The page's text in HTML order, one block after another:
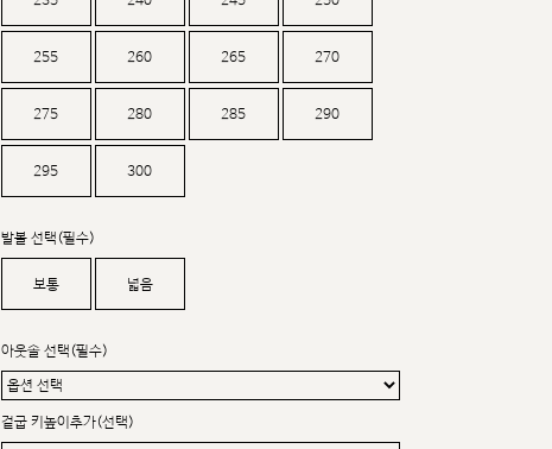
255 260 265 270
275 280 285 290
295 300
발볼 선택(필수)
보통 넓음
아웃솔 선택(필수)
겉굽 키높이추가(선택)